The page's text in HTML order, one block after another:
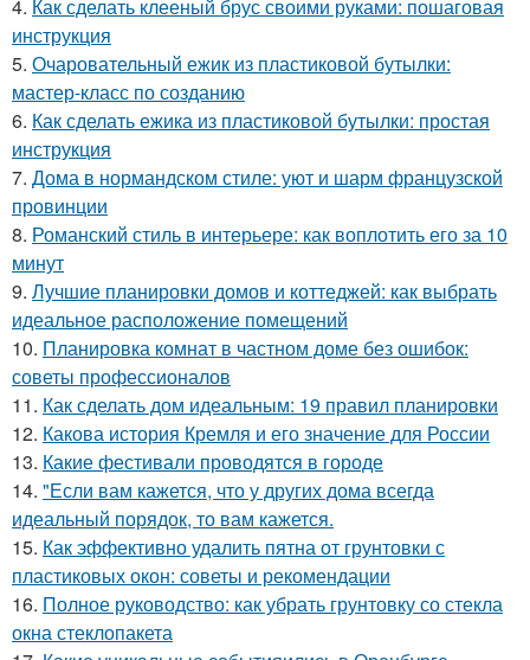
4. Как сделать клееный брус своими руками: пошаговая
инструкция
5. Очаровательный ежик из пластиковой бутылки:
мастер-класс по созданию
6. Как сделать ежика из пластиковой бутылки: простая
инструкция
7. Дома в нормандском стиле: уют и шарм французской
провинции
8. Романский стиль в интерьере: как воплотить его за 10
минут
9. Лучшие планировки домов и коттеджей: как выбрать
идеальное расположение помещений
10. Планировка комнат в частном доме без ошибок:
советы профессионалов
11. Как сделать дом идеальным: 19 правил планировки
12. Какова история Кремля и его значение для России
13. Какие фестивали проводятся в городе
14. "Если вам кажется, что у других дома всегда
идеальный порядок, то вам кажется.
15. Как эффективно удалить пятна от грунтовки с
пластиковых окон: советы и рекомендации
16. Полное руководство: как убрать грунтовку со стекла
окна стеклопакета